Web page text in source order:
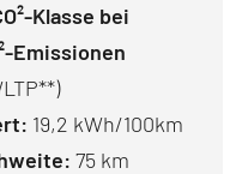
Klasse bei
Emissionen
19,2 kWh/100km
75 km